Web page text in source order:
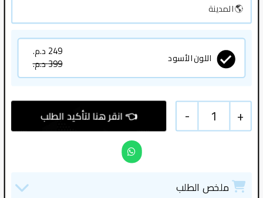
اللون الأسود 249 د.م.
399 د.م.
+
1
-
ملخص الطلب